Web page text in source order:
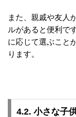
また、親戚や友人
ルがあると便利で
に応じて選ぶこと
ります。
4.2. 小さな子